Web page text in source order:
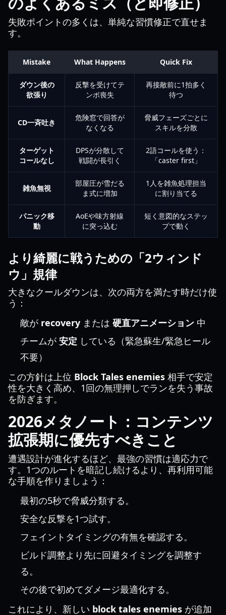
失敗ポイントの多くは、単純な習慣修正で直せま
す。
Mistake What Happens Quick Fix
ダウン後の
欲張り
反撃を受けてテ
ンポ喪失
再接敵前に1拍多く
待つ
CD一斉吐き
危険窓で回答が
なくなる
脅威フェーズごとに
スキルを分散
ターゲット
コールなし
DPSが分散して
戦闘が長引く
2語コールを使う：
「caster first」
雑魚無視
部屋圧が雪だる
ま式に増加
1人を雑魚処理担当
に割り当てる
パニック移
動
AoEや味方射線
に突っ込む
短く意図的なステッ
プで動く
より綺麗に戦うための「2ウィンド
ウ」規律
大きなクールダウンは、次の両方を満たす時だけ使
う：
敵が recovery または 硬直アニメーション 中
チームが 安定 している（緊急蘇生/緊急ヒール
不要）
この方針は上位 Block Tales enemies 相手で安定
性を大きく高め、1回の無理押しでランを失う事故
を防ぎます。
2026メタノート：コンテンツ
拡張期に優先すべきこと
遭遇設計が進化するほど、最強の習慣は適応力で
す。1つのルートを暗記し続けるより、再利用可能
な手順を作りましょう：
最初の5秒で脅威分類する。
安全な反撃を1つ試す。
フェイントタイミングの有無を確認する。
ビルド調整より先に回避タイミングを調整す
る。
その後で初めてダメージ最適化する。
これにより、新しい block tales enemies が追加